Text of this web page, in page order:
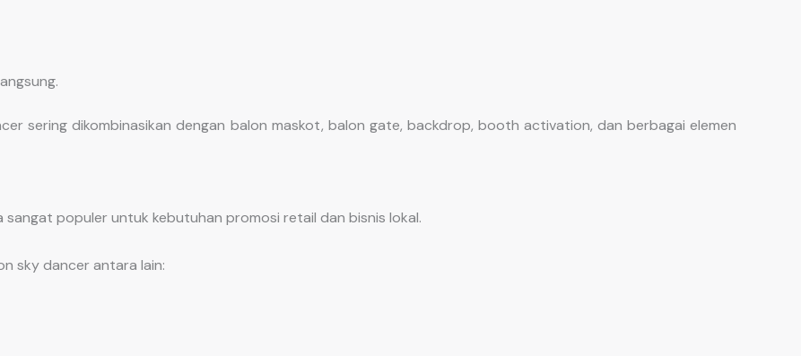
sering dikombinasikan dengan balon maskot, balon gate, backdrop, booth activation, dan berbagai elemen
populer untuk kebutuhan promosi retail dan bisnis lokal.
sky dancer antara lain: